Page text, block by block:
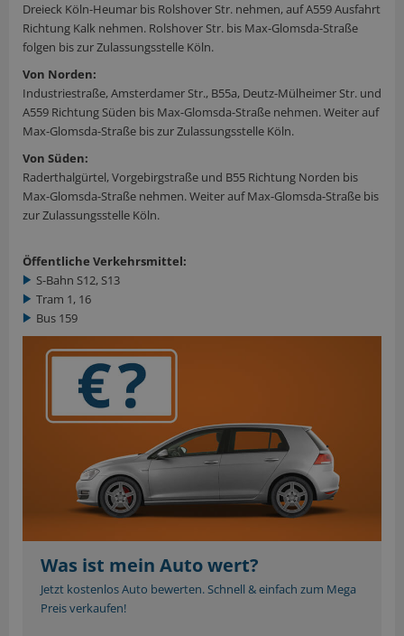
Dreieck Köln-Heumar bis Rolshover Str. nehmen, auf A559 Ausfahrt
Richtung Kalk nehmen. Rolshover Str. bis Max-Glomsda-Straße
folgen bis zur Zulassungsstelle Köln.
Von Norden:
Industriestraße, Amsterdamer Str., B55a, Deutz-Mülheimer Str. und
A559 Richtung Süden bis Max-Glomsda-Straße nehmen. Weiter auf
Max-Glomsda-Straße bis zur Zulassungsstelle Köln.
Von Süden:
Raderthalgürtel, Vorgebirgstraße und B55 Richtung Norden bis
Max-Glomsda-Straße nehmen. Weiter auf Max-Glomsda-Straße bis
zur Zulassungsstelle Köln.
Öffentliche Verkehrsmittel:
S-Bahn S12, S13
Tram 1, 16
Bus 159
Was ist mein Auto wert?
Jetzt kostenlos Auto bewerten. Schnell & einfach zum Mega
Preis verkaufen!